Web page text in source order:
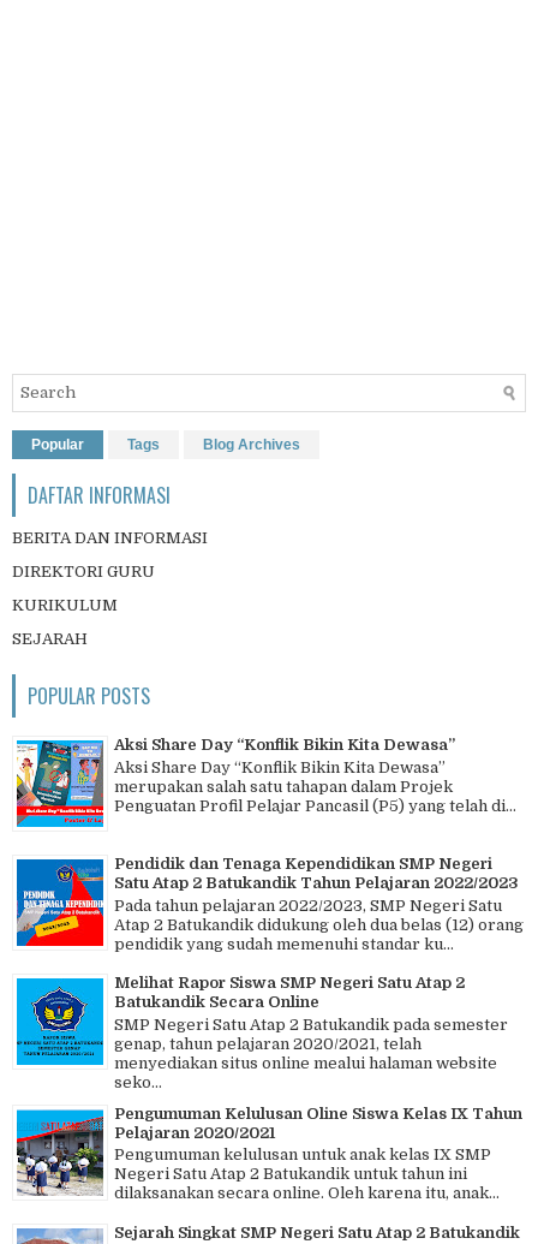
Popular Tags Blog Archives
DAFTAR INFORMASI
BERITA DAN INFORMASI
DIREKTORI GURU
KURIKULUM
SEJARAH
POPULAR POSTS
Aksi Share Day “Konflik Bikin Kita Dewasa”
Aksi Share Day “Konflik Bikin Kita Dewasa”
merupakan salah satu tahapan dalam Projek
Penguatan Profil Pelajar Pancasil (P5) yang telah di...
Pendidik dan Tenaga Kependidikan SMP Negeri
Satu Atap 2 Batukandik Tahun Pelajaran 2022/2023
Pada tahun pelajaran 2022/2023, SMP Negeri Satu
Atap 2 Batukandik didukung oleh dua belas (12) orang
pendidik yang sudah memenuhi standar ku...
Melihat Rapor Siswa SMP Negeri Satu Atap 2
Batukandik Secara Online
SMP Negeri Satu Atap 2 Batukandik pada semester
genap, tahun pelajaran 2020/2021, telah
menyediakan situs online mealui halaman website
seko...
Pengumuman Kelulusan Oline Siswa Kelas IX Tahun
Pelajaran 2020/2021
Pengumuman kelulusan untuk anak kelas IX SMP
Negeri Satu Atap 2 Batukandik untuk tahun ini
dilaksanakan secara online. Oleh karena itu, anak...
Sejarah Singkat SMP Negeri Satu Atap 2 Batukandik